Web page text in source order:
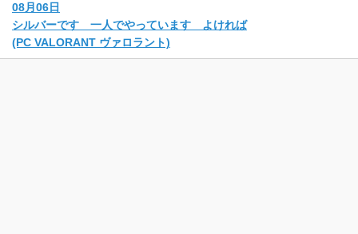
08月06日
シルバーです 一人でやっています よければ
(PC VALORANT ヴァロラント)